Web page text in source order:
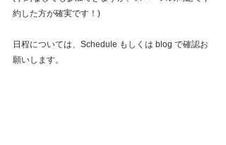
約した方が確実です！)
日程については、Schedule もしくは blog で確認お
願いします。